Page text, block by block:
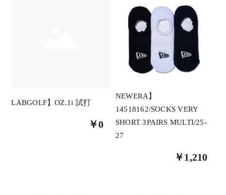
LABGOLF】OZ.1i 試打
￥0
NEWERA】
14518162/SOCKS VERY
SHORT 3PAIRS MULTI/25-
27
￥1,210